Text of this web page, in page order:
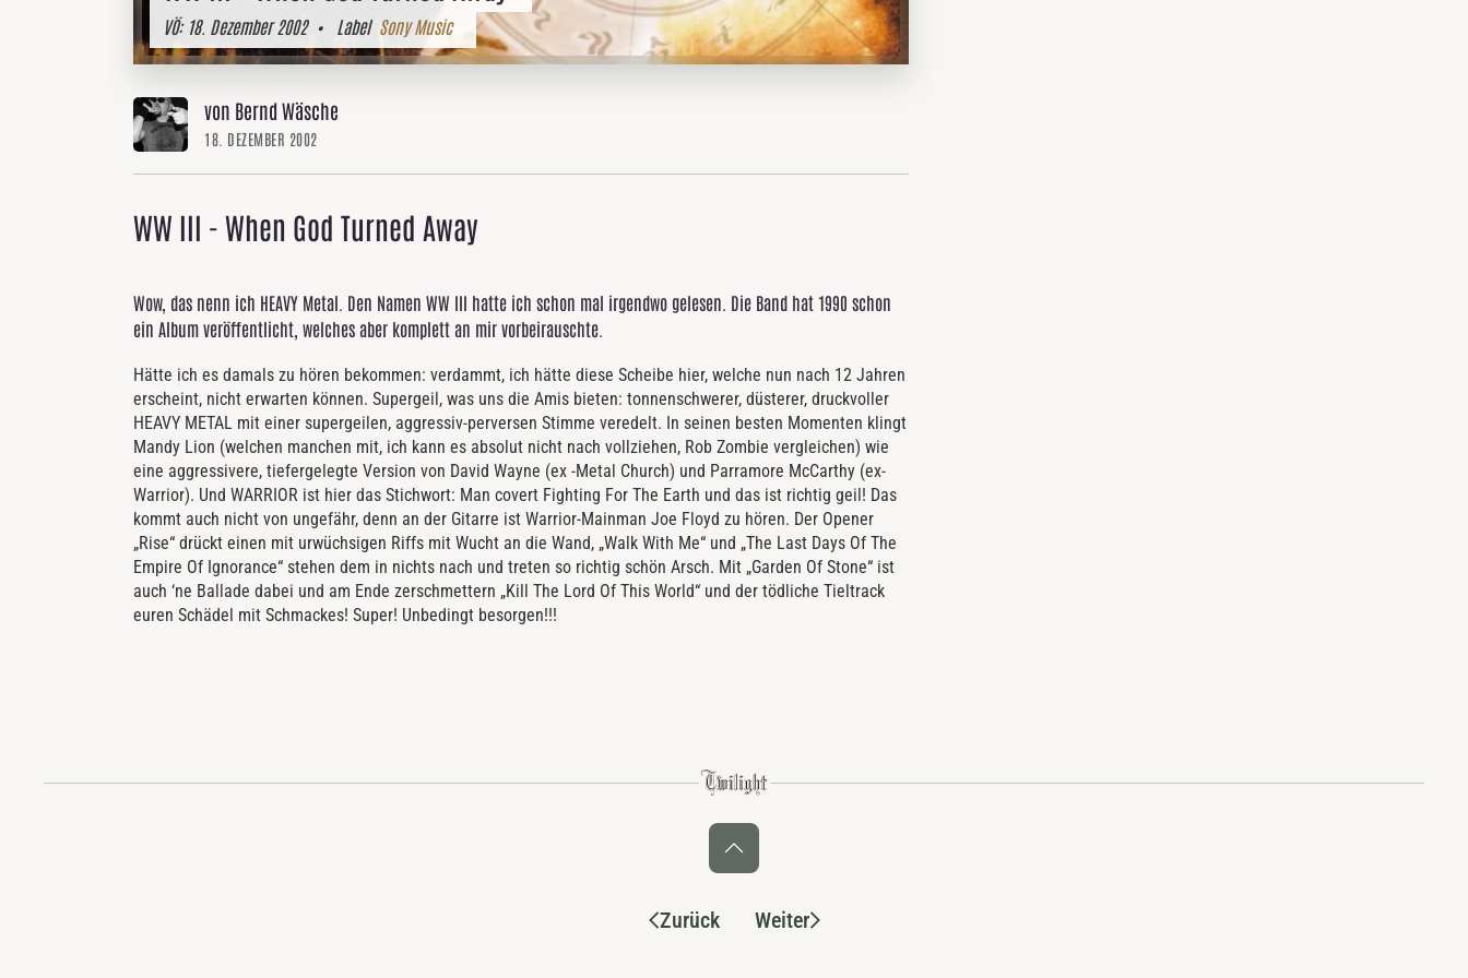
VÖ:18. Dezember 2002• Label Sony Music
von Bernd Wäsche
18. DEZEMBER 2002
WW III - When God Turned Away
Wow, das nenn ich HEAVY Metal. Den Namen WW III hatte ich schon mal irgendwo gelesen. Die Band hat 1990 schon
ein Album veröffentlicht, welches aber komplett an mir vorbeirauschte.
Hätte ich es damals zu hören bekommen: verdammt, ich hätte diese Scheibe hier, welche nun nach 12 Jahren
erscheint, nicht erwarten können. Supergeil, was uns die Amis bieten: tonnenschwerer, düsterer, druckvoller
HEAVY METAL mit einer supergeilen, aggressiv-perversen Stimme veredelt. In seinen besten Momenten klingt
Mandy Lion (welchen manchen mit, ich kann es absolut nicht nach vollziehen, Rob Zombie vergleichen) wie
eine aggressivere, tiefergelegte Version von David Wayne (ex -Metal Church) und Parramore McCarthy (ex-
Warrior). Und WARRIOR ist hier das Stichwort: Man covert Fighting For The Earth und das ist richtig geil! Das
kommt auch nicht von ungefähr, denn an der Gitarre ist Warrior-Mainman Joe Floyd zu hören. Der Opener
„Rise“ drückt einen mit urwüchsigen Riffs mit Wucht an die Wand, „Walk With Me“ und „The Last Days Of The
Empire Of Ignorance“ stehen dem in nichts nach und treten so richtig schön Arsch. Mit „Garden Of Stone“ ist
auch ‘ne Ballade dabei und am Ende zerschmettern „Kill The Lord Of This World“ und der tödliche Tieltrack
euren Schädel mit Schmackes! Super! Unbedingt besorgen!!!
Zurück Weiter